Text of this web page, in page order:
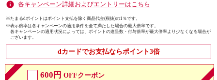
各キャンペーン詳細およびエントリーはこちら
※たまるdポイントはポイント支払を除く商品代金(税抜)の1％です。
※表示倍率は各キャンペーンの適用条件を全て満たした場合の最大倍率です。
各キャンペーンの適用状況によっては、ポイントの進呈数・付与倍率が最大倍率より少なくなる場合が
ございます。
dカードでお支払ならポイント3倍
600円 OFFクーポン